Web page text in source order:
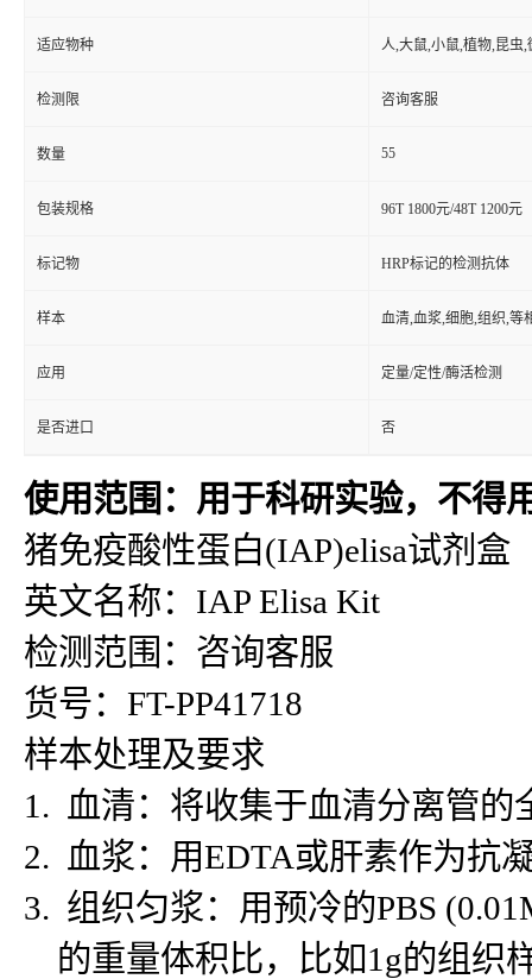
适应物种 人,大鼠,小鼠,植物,昆虫,
检测限 咨询客服
数量 55
包装规格 96T 1800元/48T 1200元
标记物 HRP标记的检测抗体
样本 血清,血浆,细胞,组织,等
应用 定量/定性/酶活检测
是否进口 否
使用范围：用于科研实验，不得
猪免疫酸性蛋白(IAP)elisa试剂盒
英文名称：IAP Elisa Kit
检测范围：咨询客服
货号：FT-PP41718
样本处理及要求
1. 血清：将收集于血清分离管
2. 血浆：用EDTA或肝素作为抗
3. 组织匀浆：用预冷的PBS
的重量体积比，比如1g的组织